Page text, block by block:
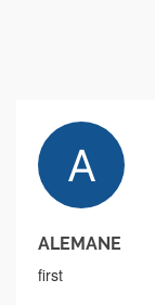
ALEMANE
first